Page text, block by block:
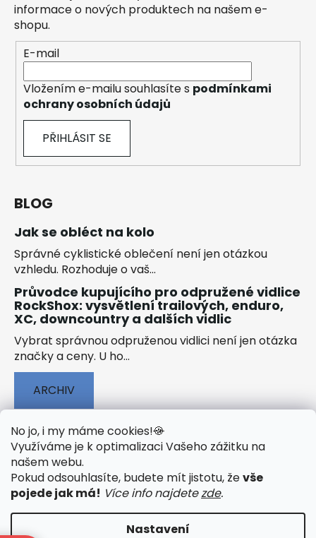
No jo, i my máme cookies!🍪
Využíváme je k optimalizaci Vašeho zážitku na
našem webu.
Pokud odsouhlasíte, budete mít jistotu, ževše
pojede jak má! Více info najdetezde.
Nastavení
informace o nových produktech na našem e-
shopu.
E-mail
Vložením e-mailu souhlasíte s podmínkami
ochrany osobních údajů
PŘIHLÁSIT SE
BLOG
Jak se obléct na kolo
Správné cyklistické oblečení není jen otázkou
vzhledu. Rozhoduje o vaš...
Průvodce kupujícího pro odpružené vidlice
RockShox: vysvětlení trailových, enduro,
XC, downcountry a dalších vidlic
Vybrat správnou odpruženou vidlici není jen otázka
značky a ceny. U ho...
ARCHIV
🟢 TECHNOLOGIE
🟢 O ELEKTROKOLECH
🟢 NÁVODY KE STAŽENÍ